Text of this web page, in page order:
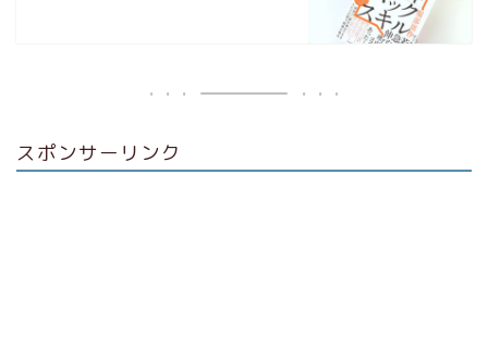
スポンサーリンク